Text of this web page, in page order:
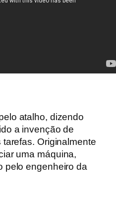
atalho, dizendo
a invenção de
tarefas. Originalmente
uma máquina,
pelo engenheiro da